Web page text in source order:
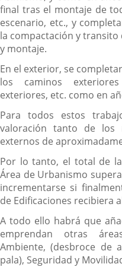
final tras el montaje de
escenario, etc., y
la compactación y transito
y montaje.
En el exterior, se
los caminos
exteriores, etc. como en
Para todos estos
valoración tanto de los
externos de
Por lo tanto, el total de
Área de Urbanismo
incrementarse si
de Edificaciones recibiera
A todo ello habrá que
emprendan otras
Ambiente, (desbroce de
pala), Seguridad y